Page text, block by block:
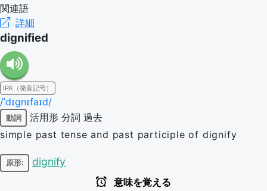
関連語
詳細
dignified
IPA（発音記号）
/ˈdɪɡnɪfaɪd/
動詞 活用形 分詞 過去
simple past tense and past participle of dignify
原形: dignify
意味を覚える